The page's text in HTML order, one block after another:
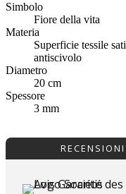
Simbolo
Fiore della vita
Materia
Superficie tessile
antiscivolo
Diametro
20 cm
Spessore
3 mm